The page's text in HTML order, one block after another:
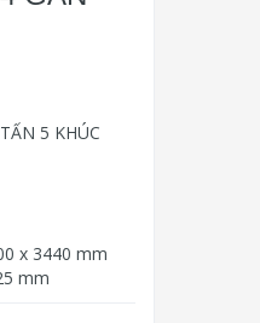
5 KHÚC
x 3440 mm
mm